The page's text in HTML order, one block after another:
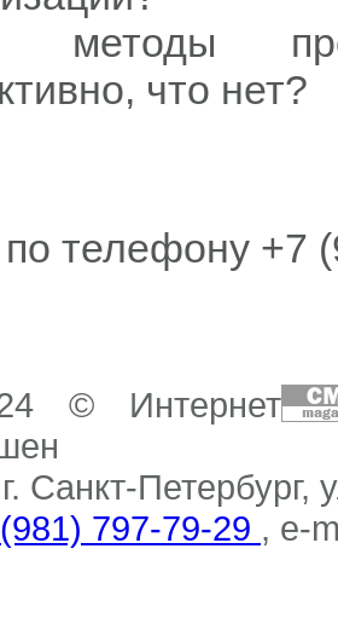
методы
что нет?
телефону +7
© Интернет
Санкт-Петербург,
797-79-29 , e-